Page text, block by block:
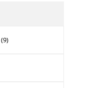
(9)